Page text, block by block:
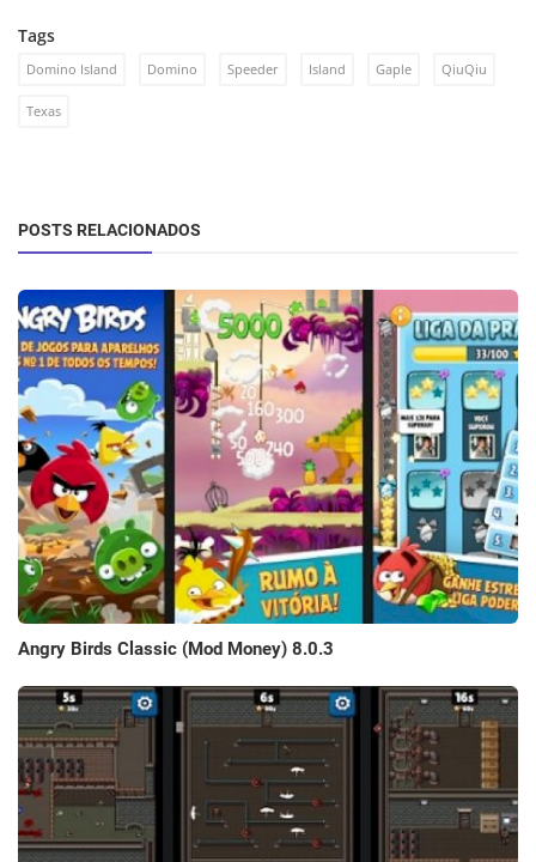
Tags
Domino Island Domino Speeder Island Gaple QiuQiu
Texas
POSTS RELACIONADOS
Angry Birds Classic (Mod Money) 8.0.3